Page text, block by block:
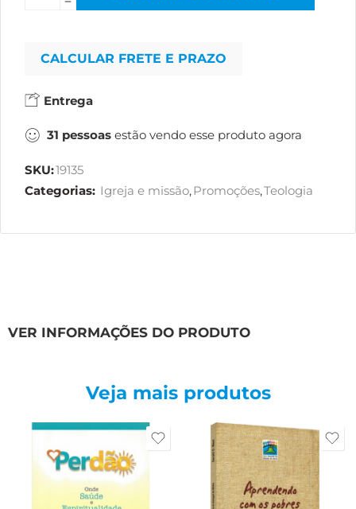
CALCULAR FRETE E PRAZO
Entrega
31 pessoas estão vendo esse produto agora
SKU:19135
Categorias: Igreja e missão,Promoções,Teologia
VER INFORMAÇÕES DO PRODUTO
Veja mais produtos